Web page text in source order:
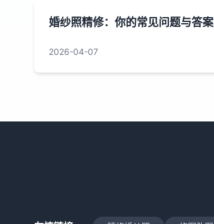
婚纱照精修：你的常见问题与答案
2026-04-07